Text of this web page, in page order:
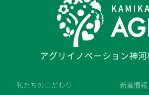
アグリイノベーション神河
私たちのこだわり 新着情報